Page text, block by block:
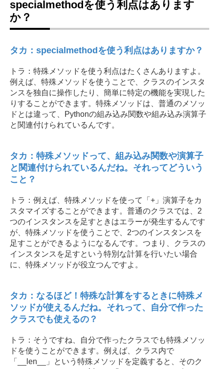
specialmethodを使う利点はあります
か？
タカ：specialmethodを使う利点はありますか？
トラ：特殊メソッドを使う利点はたくさんありますよ。
例えば、特殊メソッドを使うことで、クラスのインスタ
ンスを独自に操作したり、簡単に特定の機能を実現した
りすることができます。特殊メソッドは、普通のメソッ
ドとは違って、Pythonの組み込み関数や組み込み演算子
と関連付けられているんです。
タカ：特殊メソッドって、組み込み関数や演算子
と関連付けられているんだね。それってどういう
こと？
トラ：例えば、特殊メソッドを使って「+」演算子をカ
スタマイズすることができます。普通のクラスでは、2
つのインスタンスを足すときはエラーが発生するんです
が、特殊メソッドを使うことで、2つのインスタンスを
足すことができるようになるんです。つまり、クラスの
インスタンスを足すという特別な計算を行いたい場合
に、特殊メソッドが役立つんですよ。
タカ：なるほど！特殊な計算をするときに特殊メ
ソッドが使えるんだね。それって、自分で作った
クラスでも使えるの？
トラ：そうですね、自分で作ったクラスでも特殊メソッ
ドを使うことができます。例えば、クラス内で
「__len__」という特殊メソッドを定義すると、そのク